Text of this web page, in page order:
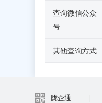
查询微信公众
号
其他查询方式
陇企通